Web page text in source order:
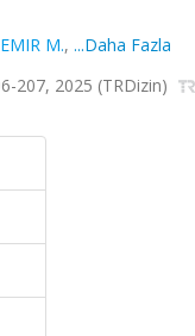
M., ...Daha Fazla
207, 2025 (TRDizin)